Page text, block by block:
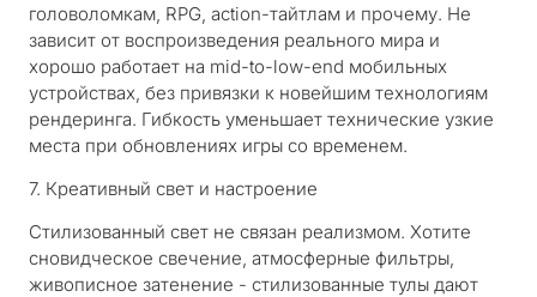
головоломкам, RPG, action-тайтлам и прочему. Не
зависит от воспроизведения реального мира и
хорошо работает на mid-to-low-end мобильных
устройствах, без привязки к новейшим технологиям
рендеринга. Гибкость уменьшает технические узкие
места при обновлениях игры со временем.
7. Креативный свет и настроение
Стилизованный свет не связан реализмом. Хотите
сновидческое свечение, атмосферные фильтры,
живописное затенение - стилизованные тулы дают